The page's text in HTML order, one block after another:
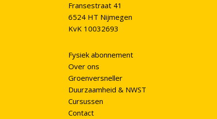
Fransestraat 41
6524 HT Nijmegen
KvK 10032693
Fysiek abonnement
Over ons
Groenversneller
Duurzaamheid & NWST
Cursussen
Contact